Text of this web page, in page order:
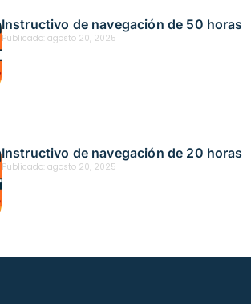
Instructivo de navegación de 50 horas
Publicado: agosto 20, 2025
Instructivo de navegación de 20 horas
Publicado: agosto 20, 2025